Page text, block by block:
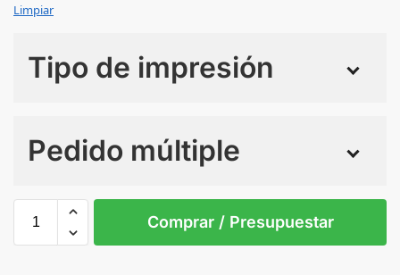
Limpiar
Tipo de impresión
Pedido múltiple
Comprar / Presupuestar